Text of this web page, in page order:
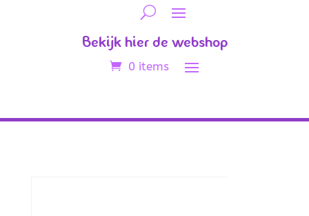
Bekijk hier de webshop
0 items